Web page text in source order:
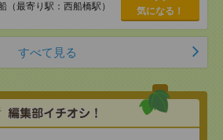
（最寄り駅：西船橋駅） 気になる！
すべて見る